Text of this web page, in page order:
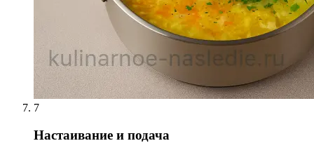
7
Настаивание и подача